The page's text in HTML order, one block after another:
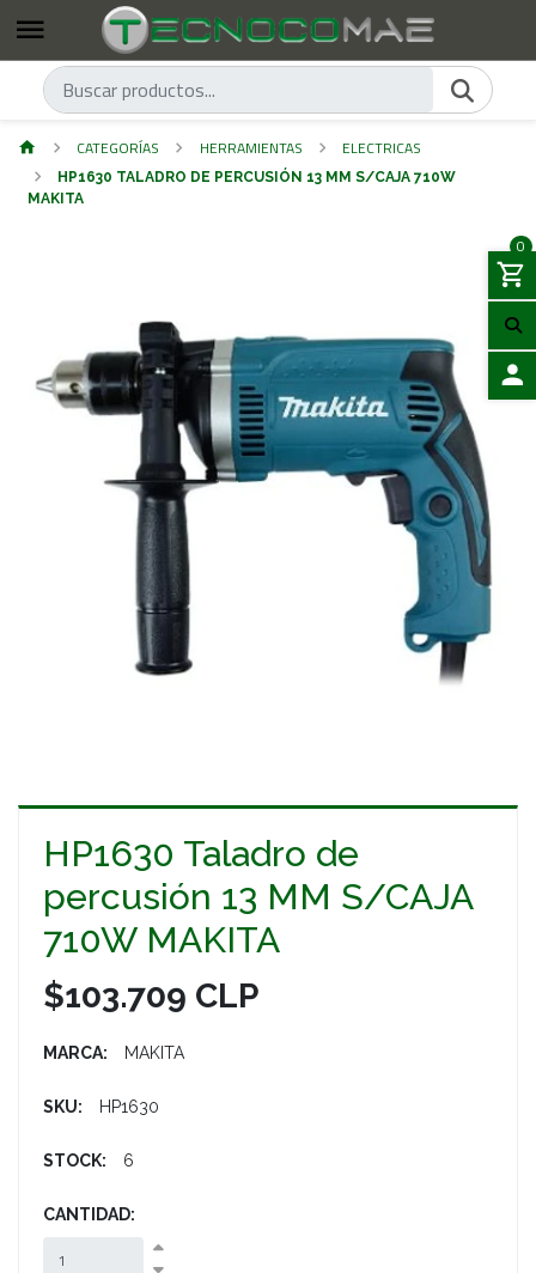
0
CATEGORÍAS HERRAMIENTAS ELECTRICAS
HP1630 TALADRO DE PERCUSIÓN 13 MM S/CAJA 710W
MAKITA
HP1630 Taladro de
percusión 13 MM S/CAJA
710W MAKITA
$103.709 CLP
MARCA: MAKITA
SKU: HP1630
STOCK: 6
CANTIDAD: